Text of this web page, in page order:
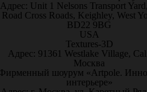
Адрес: Unit 1 Nelsons Transport
Road Cross Roads, Keighley, West
BD22 9BG
USA
Textures-3D
Адрес: 91361 Westlake Village,
Москва
шоурум «Artpole.
интерьере»